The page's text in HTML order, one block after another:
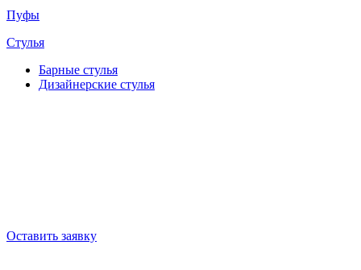
Пуфы
Стулья
Барные cтулья
Дизайнерские cтулья
Оставить заявку